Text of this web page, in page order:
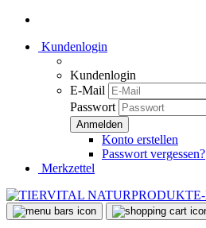
Kundenlogin
Kundenlogin
E-Mail
Passwort
Konto erstellen
Passwort vergessen?
Merkzettel